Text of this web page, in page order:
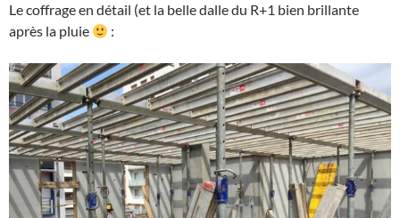
Le coffrage en détail (et la belle dalle du R+1 bien brillante
après la pluie
: